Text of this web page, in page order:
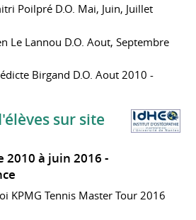
Poilpré D.O. Mai, Juin, Juillet
Le Lannou D.O. Aout, Septembre
Birgand D.O. Aout 2010 -
sur site
2010 à juin 2016
KPMG Tennis Master Tour 2016